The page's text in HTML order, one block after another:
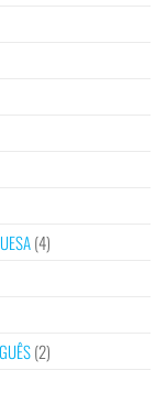
(4)
(2)